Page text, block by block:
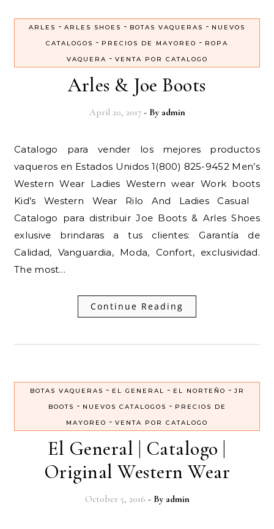
ARLES - ARLES SHOES - BOTAS VAQUERAS - NUEVOS
CATALOGOS - PRECIOS DE MAYOREO - ROPA
VAQUERA - VENTA POR CATALOGO
Arles & Joe Boots
April 20, 2017 - By admin
Catalogo para vender los mejores productos
vaqueros en Estados Unidos 1(800) 825-9452 Men’s
Western Wear Ladies Western wear Work boots
Kid’s Western Wear Rilo And Ladies Casual
Catalogo para distribuir Joe Boots & Arles Shoes
exlusive brindaras a tus clientes: Garantía de
Calidad, Vanguardia, Moda, Confort, exclusividad.
The most…
Continue Reading
BOTAS VAQUERAS - EL GENERAL - EL NORTEÑO - JR
BOOTS - NUEVOS CATALOGOS - PRECIOS DE
MAYOREO - VENTA POR CATALOGO
El General | Catalogo |
Original Western Wear
October 5, 2016 - By admin